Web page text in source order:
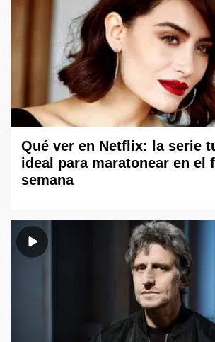
Qué ver en Netflix: la serie
ideal para maratonear en el
semana